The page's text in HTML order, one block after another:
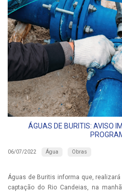
ÁGUAS DE BURITIS: AVISO
06/07/2022 Água Obras
Águas de Buritis informa que,
captação do Rio Candeias, na